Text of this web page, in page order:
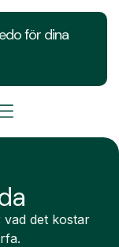
för dina
det kostar